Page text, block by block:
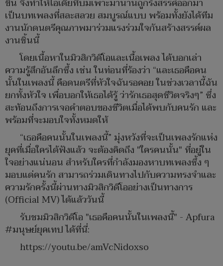
ขึ้น จึงทำให้ไอเดียที่บ่มเพาะมานานถูกรังสรรค์ออกมา
เป็นบทเพลงที่สละสลวย สมบูรณ์แบบ พร้อมทั้งยังได้ทีม
งานนักดนตรีคุณภาพมาร่วมแรงร่วมใจกันสร้างสรรค์ผล
งานชิ้นนี้
โดยเนื้อหาในมิวสิกวิดีโอและเนื้อเพลง ได้บอกเล่า
ความรู้สึกอันลึกซึ้ง เช่น ในท่อนที่ร้องว่า “และเธอคือคน
นั้นในเพลงนี้ คือดนตรีที่หัวใจฉันรอคอย ในช่วงเวลานี้ฉัน
ยกทั้งหัวใจ เพื่อบอกให้เธอได้รู้ ว่ารักเธอสุดชีวิตจริงๆ” ซึ่ง
สะท้อนถึงการเจอคำตอบของชีวิตเมื่อได้พบกับคนรัก และ
พร้อมที่จะมอบใจทั้งหมดให้
“เธอคือคนนั้นในเพลงนี้” มุ่งหวังที่จะเป็นเพลงรักแห่ง
ยุคที่เมื่อใครได้ฟังแล้ว จะต้องคิดถึง "ใครคนนั้น" ที่อยู่ใน
ใจอย่างแน่นอน สำหรับใครที่กำลังมองหาบทเพลงซึ้ง ๆ
มอบแด่คนรัก สามารถร่วมเดินทางไปกับความทรงจำและ
ความรักครั้งนี้ผ่านทางมิวสิกวิดีโออย่างเป็นทางการ
(Official MV) ได้แล้ววันนี้
รับชมมิวสิกวิดีโอ "เธอคือคนนั้นในเพลงนี้" - Apfura
#มนุษย์ยุคเทป ได้ที่นี่:
https://youtu.be/amVcNidoxso